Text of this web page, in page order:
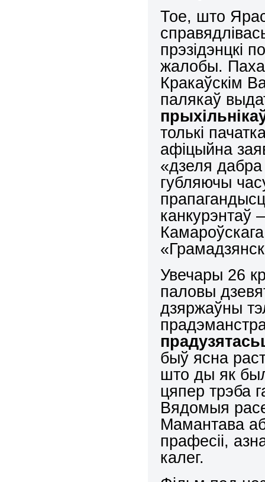
Тое, што
прэзідэнцкі
жалобы.
Кракаўскім
палякаў
толькі
афіцыйна
«дзеля
губляючы
канкурэнтаў
Увечары 26
паловы
дзяржаўны
быў ясна
што ды як
цяпер трэба
Вядомыя
Мамантава
прафесіі,
калег.